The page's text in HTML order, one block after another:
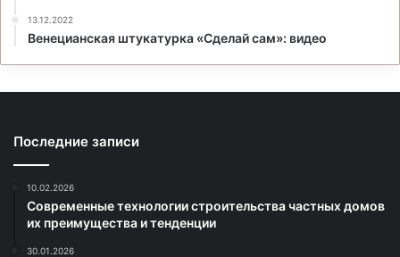
13.12.2022
Венецианская штукатурка «Сделай сам»: видео
Последние записи
10.02.2026
Современные технологии строительства частных домов
их преимущества и тенденции
30.01.2026